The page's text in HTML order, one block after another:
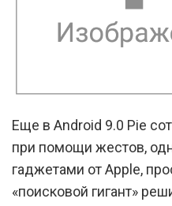
Еще в Android 9.0 Pie
при помощи жестов,
гаджетами от Apple,
«поисковой гигант»